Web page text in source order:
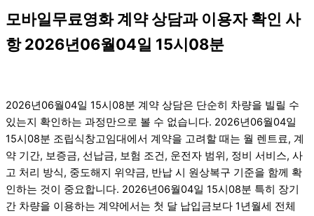
모바일무료영화 계약 상담과 이용자 확인 사
항 2026년06월04일 15시08분
2026년06월04일 15시08분 계약 상담은 단순히 차량을 빌릴 수
있는지 확인하는 과정만으로 볼 수 없습니다. 2026년06월04일
15시08분 조립식창고임대에서 계약을 고려할 때는 월 렌트료, 계
약 기간, 보증금, 선납금, 보험 조건, 운전자 범위, 정비 서비스, 사
고 처리 방식, 중도해지 위약금, 반납 시 원상복구 기준을 함께 확
인하는 것이 중요합니다. 2026년06월04일 15시08분 특히 장기
간 차량을 이용하는 계약에서는 첫 달 납입금보다 1년월세 전체